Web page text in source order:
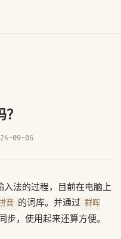
09-06
法的过程，目前在电脑上
音 的词库。并通过 群晖
步，使用起来还算方便。